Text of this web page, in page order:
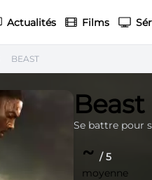
Actualités Films
BEAST
Beast
Se battre pour
~ / 5
moyenne